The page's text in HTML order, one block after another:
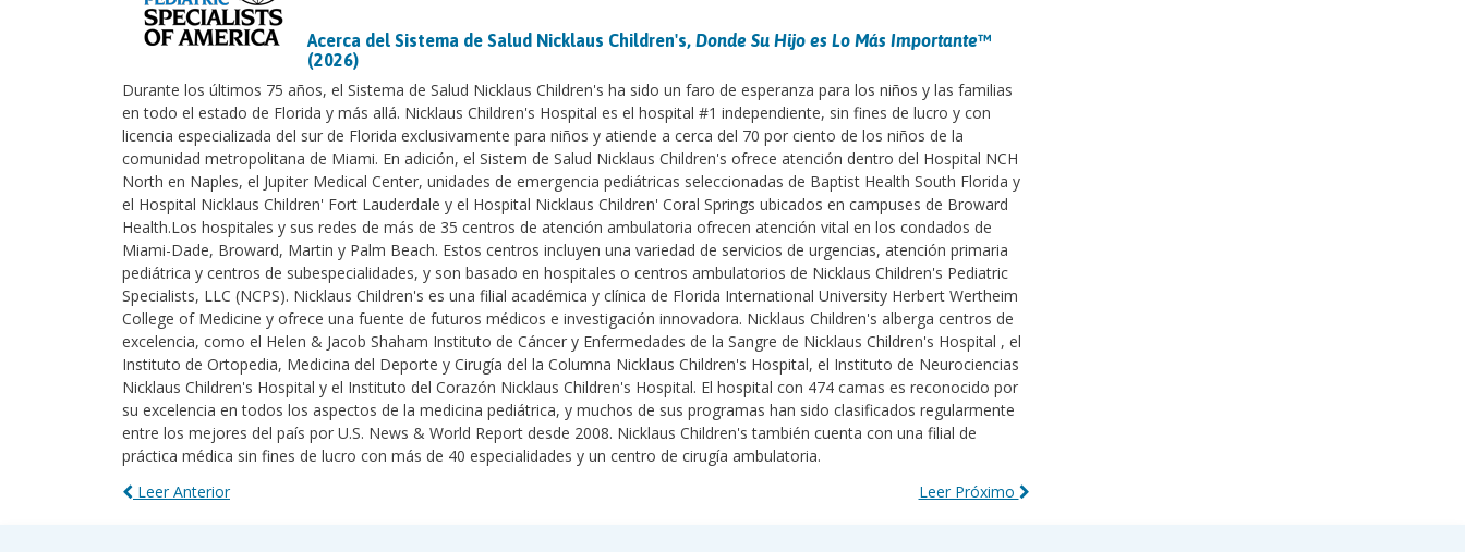
Acerca del Sistema de Salud Nicklaus Children's, Donde Su Hijo es Lo Más Importante™
(2026)
Durante los últimos 75 años, el Sistema de Salud Nicklaus Children's ha sido un faro de esperanza para los niños y las familias
en todo el estado de Florida y más allá. Nicklaus Children's Hospital es el hospital #1 independiente, sin fines de lucro y con
licencia especializada del sur de Florida exclusivamente para niños y atiende a cerca del 70 por ciento de los niños de la
comunidad metropolitana de Miami. En adición, el Sistem de Salud Nicklaus Children's ofrece atención dentro del Hospital NCH
North en Naples, el Jupiter Medical Center, unidades de emergencia pediátricas seleccionadas de Baptist Health South Florida y
el Hospital Nicklaus Children' Fort Lauderdale y el Hospital Nicklaus Children' Coral Springs ubicados en campuses de Broward
Health.Los hospitales y sus redes de más de 35 centros de atención ambulatoria ofrecen atención vital en los condados de
Miami-Dade, Broward, Martin y Palm Beach. Estos centros incluyen una variedad de servicios de urgencias, atención primaria
pediátrica y centros de subespecialidades, y son basado en hospitales o centros ambulatorios de Nicklaus Children's Pediatric
Specialists, LLC (NCPS). Nicklaus Children's es una filial académica y clínica de Florida International University Herbert Wertheim
College of Medicine y ofrece una fuente de futuros médicos e investigación innovadora. Nicklaus Children's alberga centros de
excelencia, como el Helen & Jacob Shaham Instituto de Cáncer y Enfermedades de la Sangre de Nicklaus Children's Hospital , el
Instituto de Ortopedia, Medicina del Deporte y Cirugía del la Columna Nicklaus Children's Hospital, el Instituto de Neurociencias
Nicklaus Children's Hospital y el Instituto del Corazón Nicklaus Children's Hospital. El hospital con 474 camas es reconocido por
su excelencia en todos los aspectos de la medicina pediátrica, y muchos de sus programas han sido clasificados regularmente
entre los mejores del país por U.S. News & World Report desde 2008. Nicklaus Children's también cuenta con una filial de
práctica médica sin fines de lucro con más de 40 especialidades y un centro de cirugía ambulatoria.
Leer Anterior
Leer Próximo